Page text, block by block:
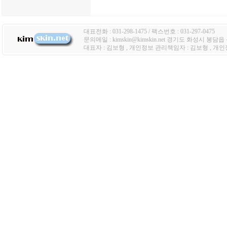
대표전화 : 031-298-1475 / 팩스번호 : 031-297-0475
문의메일 : kimskin@kimskin.net 경기도 화성시 봉담
대표자 : 김보형 , 개인정보 관리책임자 : 김보형 , 개